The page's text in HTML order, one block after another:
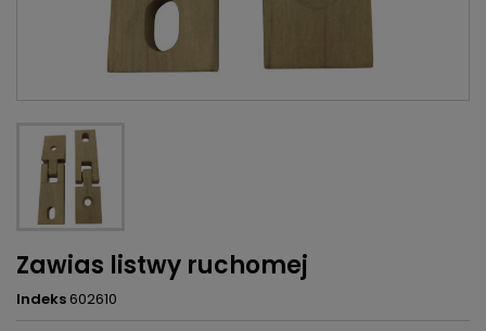
Zawias listwy ruchomej
Indeks 602610